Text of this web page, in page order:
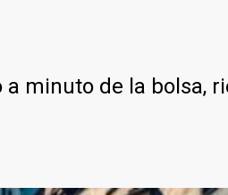
minuto de la bolsa,